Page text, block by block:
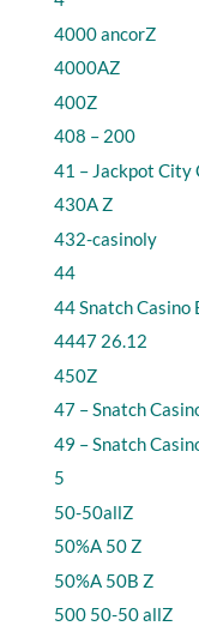
4000 ancorZ
4000AZ
400Z
408 – 200
41 – Jackpot City
430A Z
432-casinoly
44
44 Snatch Casino
4447 26.12
450Z
47 – Snatch
49 – Snatch
5
50-50allZ
50%A 50 Z
50%A 50B Z
500 50-50 allZ